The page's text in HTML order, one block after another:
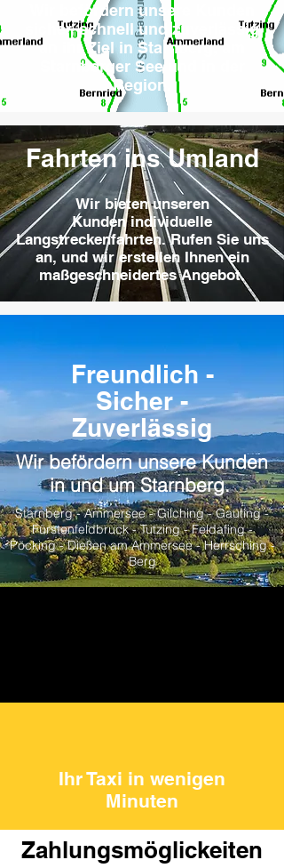
Wir befördern unsere Kunden
sicher, schnell und zuverlässig
an ihr Ziel in Starnberg, am
Starnberger See und in der
Region.
Fahrten ins Umland
Wir bieten unseren
Kunden individuelle
Langstreckenfahrten. Rufen Sie uns
an, und wir erstellen Ihnen ein
maßgeschneidertes Angebot.
Freundlich -
Sicher -
Zuverlässig
Wir befördern unsere Kunden
in und um Starnberg.
Starnberg - Ammersee - Gilching - Gauting -
Fürstenfeldbruck - Tutzing - Feldafing -
Pöcking - Dießen am Ammersee - Herrsching -
Berg
Ihr Taxi in wenigen
Minuten
Zahlungsmöglickeiten